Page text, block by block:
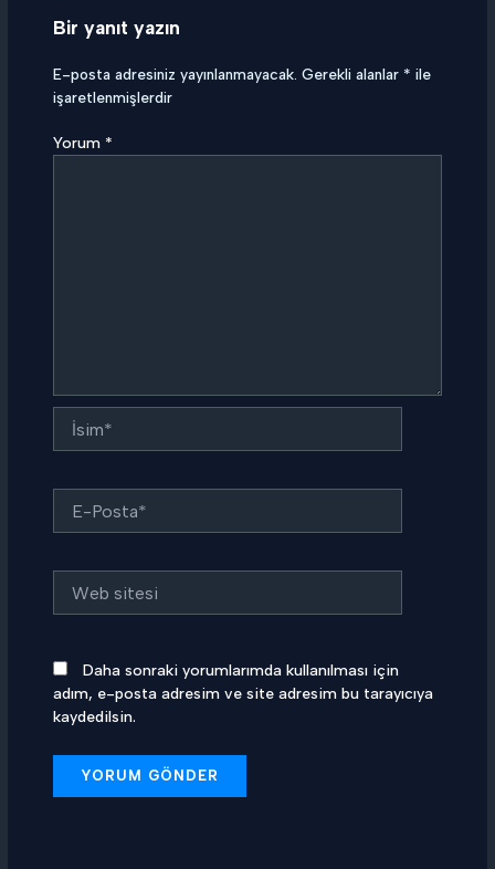
Bir yanıt yazın
E-posta adresiniz yayınlanmayacak. Gerekli alanlar * ile
işaretlenmişlerdir
Yorum *
İsim*
Posta*
sitesi
Daha sonraki yorumlarımda kullanılması için
adım, e-posta adresim ve site adresim bu tarayıcıya
kaydedilsin.